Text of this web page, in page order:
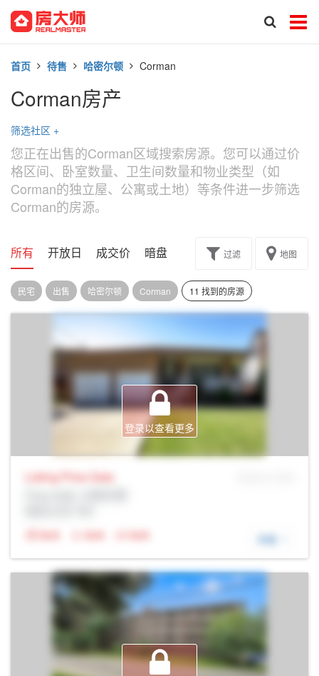
首页 待售 哈密尔顿 Corman
Corman房产
筛选社区 +
您正在出售的Corman区域搜索房源。您可以通过价
格区间、卧室数量、卫生间数量和物业类型（如
Corman的独立屋、公寓或土地）等条件进一步筛选
Corman的房源。
所有 开放日 成交价 暗盘 楼花转让过滤 地图
民宅 出售 哈密尔顿 Corman 11 找到的房源
登录以查看更多
Listing Price Sale
N/A
N/A N/A 详细